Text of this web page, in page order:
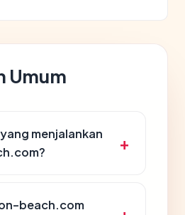
Umum
menjalankan
beach.com